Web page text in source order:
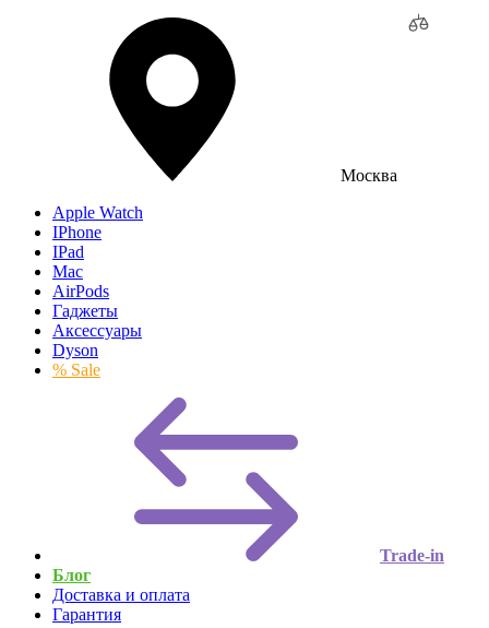
Москва
Apple Watch
IPhone
IPad
Mac
AirPods
Гаджеты
Аксессуары
Dyson
% Sale
Trade-in
Блог
Доставка и оплата
Гарантия